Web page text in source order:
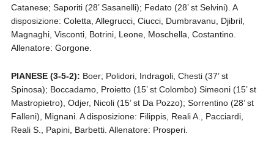
Catanese; Saporiti (28’ Sasanelli); Fedato (28’ st Selvini). A
disposizione: Coletta, Allegrucci, Ciucci, Dumbravanu, Djibril,
Magnaghi, Visconti, Botrini, Leone, Moschella, Costantino.
Allenatore: Gorgone.
PIANESE (3-5-2): Boer; Polidori, Indragoli, Chesti (37’ st
Spinosa); Boccadamo, Proietto (15’ st Colombo) Simeoni (15’ st
Mastropietro), Odjer, Nicoli (15’ st Da Pozzo); Sorrentino (28’ st
Falleni), Mignani. A disposizione: Filippis, Reali A., Pacciardi,
Reali S., Papini, Barbetti. Allenatore: Prosperi.